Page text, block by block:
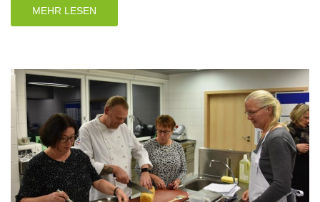
MEHR LESEN